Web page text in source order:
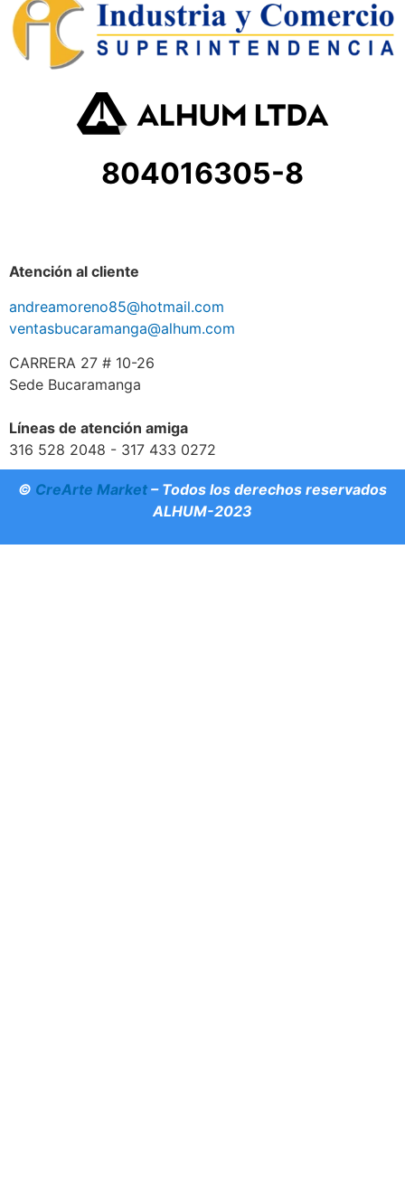
804016305-8
Atención al cliente
andreamoreno85@hotmail.com
ventasbucaramanga@alhum.com
CARRERA 27 # 10-26
Sede Bucaramanga
Líneas de atención amiga
316 528 2048 - 317 433 0272
© CreArte Market – Todos los derechos reservados
ALHUM-2023